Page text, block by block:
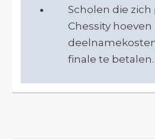
Scholen die zich
Chessity
finale te betalen.